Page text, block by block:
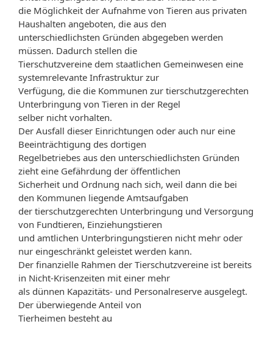
die Möglichkeit der Aufnahme von Tieren aus privaten
Haushalten angeboten, die aus den
unterschiedlichsten Gründen abgegeben werden
müssen. Dadurch stellen die
Tierschutzvereine dem staatlichen Gemeinwesen eine
systemrelevante Infrastruktur zur
Verfügung, die die Kommunen zur tierschutzgerechten
Unterbringung von Tieren in der Regel
selber nicht vorhalten.
Der Ausfall dieser Einrichtungen oder auch nur eine
Beeinträchtigung des dortigen
Regelbetriebes aus den unterschiedlichsten Gründen
zieht eine Gefährdung der öffentlichen
Sicherheit und Ordnung nach sich, weil dann die bei
den Kommunen liegende Amtsaufgaben
der tierschutzgerechten Unterbringung und Versorgung
von Fundtieren, Einziehungstieren
und amtlichen Unterbringungstieren nicht mehr oder
nur eingeschränkt geleistet werden kann.
Der finanzielle Rahmen der Tierschutzvereine ist bereits
in Nicht-Krisenzeiten mit einer mehr
als dünnen Kapazitäts- und Personalreserve ausgelegt.
Der überwiegende Anteil von
Tierheimen besteht au